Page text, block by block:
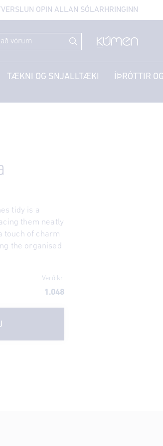
OPIN ALLAN SÓLARHRINGINN
TÆKNI OG SNJALLTÆKI ÍÞRÓTTIR
tidy is a
them neatly
touch of charm
the organised
Verð kr.
1.048